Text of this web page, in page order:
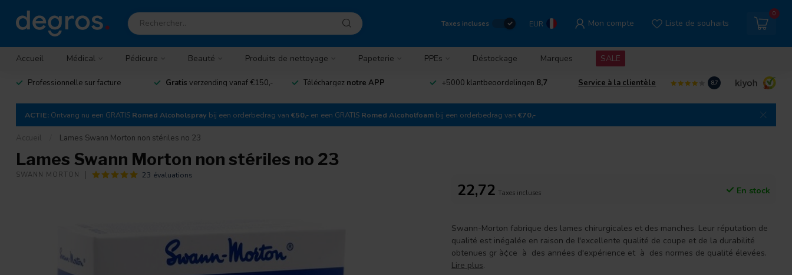
Taxes incluses EUR Mon compte Liste de souhaits
0
Accueil Médical Pédicure Beauté Produits de nettoyage Papeterie PPEs Déstockage Marques SALE
Professionnelle sur facture Gratis verzending vanaf €150,- Téléchargez notre APP +5000 klantbeoordelingen 8,7 Service à la clientèle 8.7
ACTIE: Ontvang nu een GRATIS Romed Alcoholspray bij een orderbedrag van €50,- en een GRATIS Romed Alcoholfoam bij een orderbedrag van €70,-
Accueil Lames Swann Morton non stériles no 23
Lames Swann Morton non stériles no 23
SWANN MORTON 23 évaluations
22,72 Taxes incluses En stock
Swann-Morton fabrique des lames chirurgicales et des manches. Leur réputation de
qualité est inégalée en raison de l'excellente qualité de coupe et de la durabilité
obtenues gr à¢ce à des années d'expérience et à des normes de qualité élevées.
Lire plus.